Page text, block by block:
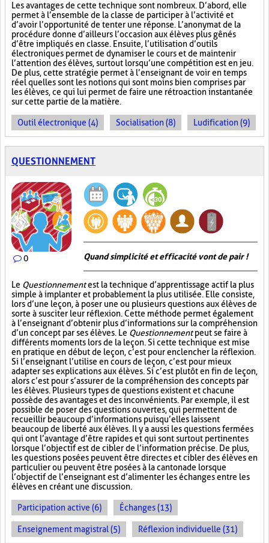
Les avantages de cette technique sont nombreux. D’abord, elle
permet à l’ensemble de la classe de participer à l’activité et
d’avoir l’opportunité de tenter une réponse. L’anonymat de la
procédure donne d’ailleurs l’occasion aux élèves plus gênés
d’être impliqués en classe. Ensuite, l’utilisation d’outils
électroniques permet de dynamiser le cours et de maintenir
l’attention des élèves, surtout lorsqu’une compétition est en jeu.
De plus, cette stratégie permet à l’enseignant de voir en temps
réel quelles sont les notions qui sont moins bien comprises par
les élèves, ce qui lui permet de faire une rétroaction instantanée
sur cette partie de la matière.
Outil électronique (4) Socialisation (8) Ludification (9)
QUESTIONNEMENT
0 Quand simplicité et efficacité vont de pair !
Le Questionnementest la technique d’apprentissage actif la plus
simple à implanter et probablement la plus utilisée. Elle consiste,
lors d’une leçon, à poser une ou plusieurs questions aux élèves de
sorte à susciter leur réflexion. Cette méthode permet également
à l’enseignant d’obtenir plus d’informations sur la compréhension
d’un concept par ses élèves. Le Questionnementpeut se faire à
différents moments lors de la leçon. Si cette technique est mise
en pratique en début de leçon, c’est pour enclencher la réflexion.
Si l’enseignant l’utilise en cours de leçon, c’est pour mieux
adapter ses explications aux élèves. Si c’est plutôt en fin de leçon,
alors c’est pour s’assurer de la compréhension des concepts par
les élèves. Plusieurs types de questions existent et chacune
possède des avantages et des inconvénients. Par exemple, il est
possible de poser des questions ouvertes, qui permettent de
recueillir beaucoup d’informations puisqu’elles laissent
beaucoup de liberté aux élèves. Il y a aussi les questions fermées
qui ont l’avantage d’être rapides et qui sont surtout pertinentes
lorsque l’objectif est de cibler de l’information précise. De plus,
les questions posées peuvent être directes et cibler des élèves en
particulier ou peuvent être posées à la cantonade lorsque
l’objectif de l’enseignant est d’alimenter les échanges entre les
élèves en créant une discussion.
Participation active (6) Échanges (13)
Enseignement magistral (5) Réflexion individuelle (31)